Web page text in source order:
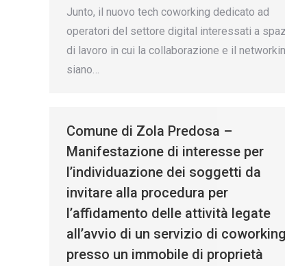
Junto, il nuovo tech coworking dedicato ad
operatori del settore digital interessati a
di lavoro in cui la collaborazione e il
siano…
Comune di Zola Predosa –
Manifestazione di interesse per
l’individuazione dei soggetti da
invitare alla procedura per
l’affidamento delle attività legate
all’avvio di un servizio di coworking
presso un immobile di proprietà